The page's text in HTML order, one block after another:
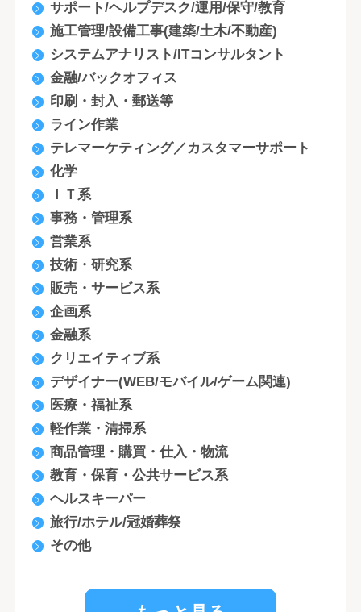
サポート/ヘルプデスク/運用/保守/教育
施工管理/設備工事(建築/土木/不動産)
システムアナリスト/ITコンサルタント
金融/バックオフィス
印刷・封入・郵送等
ライン作業
テレマーケティング／カスタマーサポート
化学
ＩＴ系
事務・管理系
営業系
技術・研究系
販売・サービス系
企画系
金融系
クリエイティブ系
デザイナー(WEB/モバイル/ゲーム関連)
医療・福祉系
軽作業・清掃系
商品管理・購買・仕入・物流
教育・保育・公共サービス系
ヘルスキーパー
旅行/ホテル/冠婚葬祭
その他